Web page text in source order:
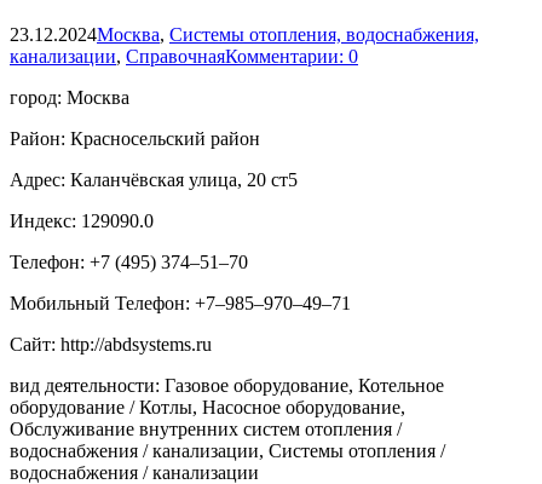
23.12.2024Москва, Системы отопления, водоснабжения,
канализации, СправочнаяКомментарии: 0
город: Москва
Район: Красносельский район
Адрес: Каланчёвская улица, 20 ст5
Индекс: 129090.0
Телефон: +7 (495) 374‒51‒70
Мобильный Телефон: +7‒985‒970‒49‒71
Сайт: http://abdsystems.ru
вид деятельности: Газовое оборудование, Котельное
оборудование / Котлы, Насосное оборудование,
Обслуживание внутренних систем отопления /
водоснабжения / канализации, Системы отопления /
водоснабжения / канализации